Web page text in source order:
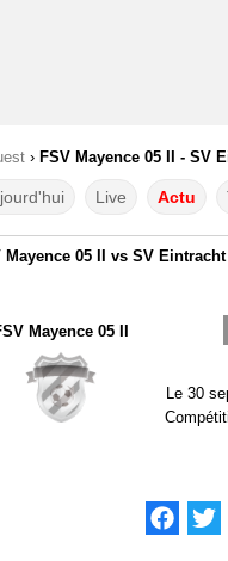
› FSV Mayence 05 II - SV
Live Actu
Mayence 05 II vs SV Eintracht
Mayence 05 II
Le 30